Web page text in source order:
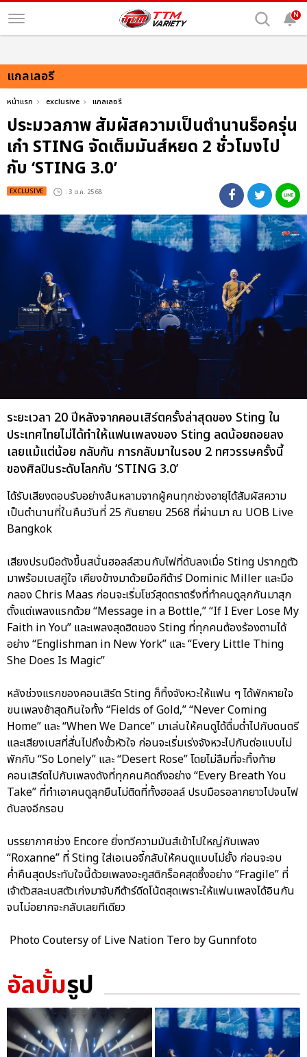
N
แกลเลอรี
หน้าแรก exclusive แกลเลอรี
ประมวลภาพ สัมผัสความเป็นตำนานร็อครุ่น
เก๋า STING จัดเต็มมันส์หยด 2 ชั่วโมงไป
กับ ‘STING 3.0’
EXCLUSIVE : 3 ต.ค. 2568
ระยะเวลา 20 ปีหลังจากคอนเสิร์ตครั้งล่าสุดของ Sting ใน
ประเทศไทยไม่ได้ทำให้แฟนเพลงของ Sting ลดน้อยถอยลง
เลยแม้แต่น้อย กลับกัน การกลับมาในรอบ 2 ทศวรรษครั้งนี้
ของศิลปินระดับโลกกับ ‘STING 3.0’
ได้รับเสียงตอบรับอย่างล้นหลามจากผู้คนทุกช่วงอายุได้สัมผัสความ
เป็นตำนานที่ในคืนวันที่ 25 กันยายน 2568 ที่ผ่านมา ณ UOB Live
Bangkok
เสียงปรบมือดังขึ้นสนั่นฮอลล์สวนกับไฟที่ดับลงเมื่อ Sting ปรากฏตัว
มาพร้อมเบสคู่ใจ เคียงข้างมาด้วยมือกีต้าร์ Dominic Miller และมือ
กลอง Chris Maas ก่อนจะเริ่มโชว์สุดตราตรึงที่ทำคนดูลุกกันมาสุก
ตั้งแต่เพลงแรกด้วย “Message in a Bottle,” “If I Ever Lose My
Faith in You” และเพลงสุดฮิตของ Sting ที่ทุกคนต้องร้องตามได้
อย่าง “Englishman in New York” และ “Every Little Thing
She Does Is Magic”
หลังช่วงแรกของคอนเสิร์ต Sting ก็ทิ้งจังหวะให้แฟน ๆ ได้พักหายใจ
ขนเพลงช้าสุดกินใจทั้ง “Fields of Gold,” “Never Coming
Home” และ “When We Dance” มาเล่นให้คนดูได้ดื่มด่ำไปกับดนตรี
และเสียงเบสที่สั่นไปถึงขั้วหัวใจ ก่อนจะเริ่มเร่งจังหวะไปกันต่อแบบไม่
พักกับ “So Lonely” และ “Desert Rose” โดยไม่ลืมที่จะทิ้งท้าย
คอนเสิร์ตไปกับเพลงดังที่ทุกคนคิดถึงอย่าง “Every Breath You
Take” ที่ทำเอาคนดูลุกยืนไม่ติดที่ทั้งฮอลล์ ปรบมือรอลากยาวไปจนไฟ
ดับลงอีกรอบ
บรรยากาศช่วง Encore ยิ่งทวีความมันส์เข้าไปใหญ่กับเพลง
“Roxanne” ที่ Sting ใส่เอเนอจี้กลับให้คนดูแบบไม่ยั้ง ก่อนจะจบ
ค่ำคืนสุดประทับใจนี้ด้วยเพลงอะคูสติกร็อคสุดซึ้งอย่าง “Fragile” ที่
เจ้าตัวสละเบสตัวเก่งมาจับกีต้าร์ดีดโน้ตสุดเพราะให้แฟนเพลงได้อินกัน
จนไม่อยากจะกลับเลยทีเดียว
Photo Coutersy of Live Nation Tero by Gunnfoto
อัลบั้มรูป